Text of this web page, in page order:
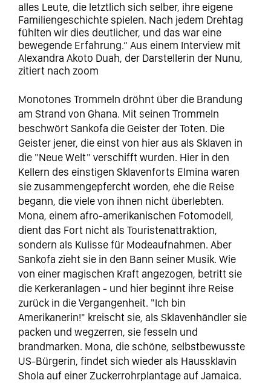
Monotones Trommeln dröhnt über die Brandung
am Strand von Ghana. Mit seinen Trommeln
beschwört Sankofa die Geister der Toten. Die
Geister jener, die einst von hier aus als Sklaven in
die "Neue Welt" verschifft wurden. Hier in den
Kellern des einstigen Sklavenforts Elmina waren
sie zusammengepfercht worden, ehe die Reise
begann, die viele von ihnen nicht überlebten.
Mona, einem afro-amerikanischen Fotomodell,
dient das Fort nicht als Touristenattraktion,
sondern als Kulisse für Modeaufnahmen. Aber
Sankofa zieht sie in den Bann seiner Musik. Wie
von einer magischen Kraft angezogen, betritt sie
die Kerkeranlagen - und hier beginnt ihre Reise
zurück in die Vergangenheit. "Ich bin
Amerikanerin!" kreischt sie, als Sklavenhändler sie
packen und wegzerren, sie fesseln und
brandmarken. Mona, die schöne, selbstbewusste
US-Bürgerin, findet sich wieder als Haussklavin
Shola auf einer Zuckerrohrplantage auf Jamaica.
alles Leute, die letztlich sich selber, ihre eigene
Familiengeschichte spielen. Nach jedem Drehtag
fühlten wir dies deutlicher, und das war eine
bewegende Erfahrung.“ Aus einem Interview mit
Alexandra Akoto Duah, der Darstellerin der Nunu,
zitiert nach zoom